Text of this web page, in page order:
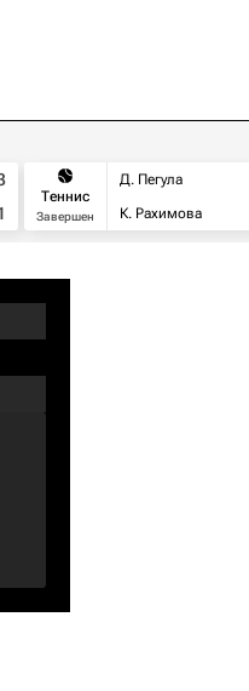
Теннис
Завершен
Д. Пегула
К. Рахимова